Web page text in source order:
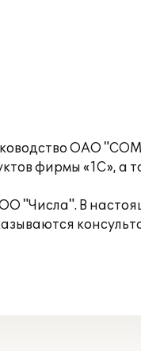
ОАО
фирмы «1С», а
"Числа". В